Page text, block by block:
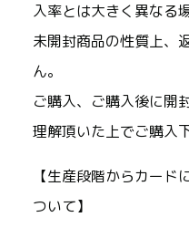
入率とは大きく異なる
未開封商品の性質上、
ん。
ご購入、ご購入後に開
理解頂いた上でご購入
【生産段階からカード
ついて】